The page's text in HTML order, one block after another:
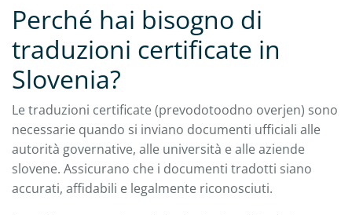
Perché hai bisogno di
traduzioni certificate in
Slovenia?
Le traduzioni certificate (prevodotoodno overjen) sono
necessarie quando si inviano documenti ufficiali alle
autorità governative, alle università e alle aziende
slovene. Assicurano che i documenti tradotti siano
accurati, affidabili e legalmente riconosciuti.